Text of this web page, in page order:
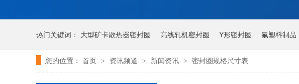
热门关键词： 大型矿卡散热器密封圈 高线轧机密封圈 Y形密封圈 氟塑料制品
唇形密封圈 泛塞密封圈
您的位置： 首页 > 资讯频道 > 新闻资讯 > 密封圈规格尺寸表
泛塞封-汽车密封件-耐腐蚀密封圈